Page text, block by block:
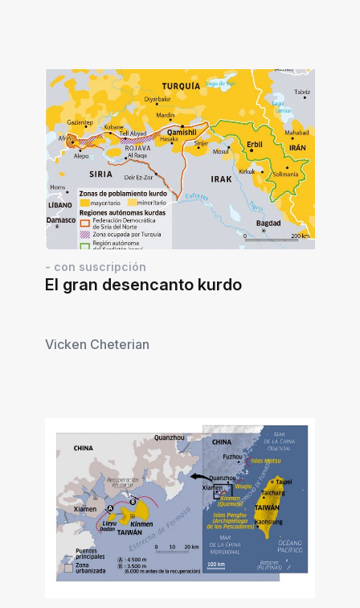
- con suscripción
El gran desencanto kurdo
Vicken Cheterian